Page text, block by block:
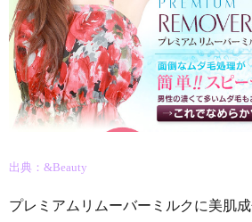
出典：&Beauty
プレミアムリムーバーミルクに美肌